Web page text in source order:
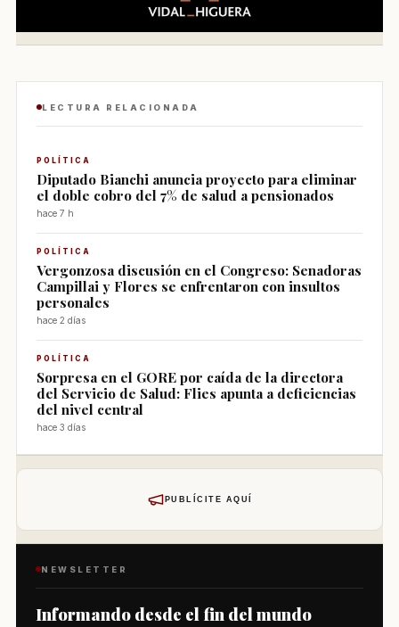
LECTURA RELACIONADA
POLÍTICA
Diputado Bianchi anuncia proyecto para eliminar
el doble cobro del 7% de salud a pensionados
hace 7 h
POLÍTICA
Vergonzosa discusión en el Congreso: Senadoras
Campillai y Flores se enfrentaron con insultos
personales
hace 2 días
POLÍTICA
Sorpresa en el GORE por caída de la directora
del Servicio de Salud: Flies apunta a deficiencias
del nivel central
hace 3 días
PUBLÍCITE AQUÍ
NEWSLETTER
Informando desde el fin del mundo